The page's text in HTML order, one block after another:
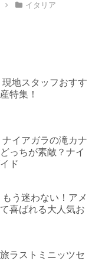
イタリア
現地スタッフおすす
特集！
ナイアガラの滝カナ
っちが素敵？ナイ
ド
もう迷わない！アメ
喜ばれる大人気お
ラストミニッツセ